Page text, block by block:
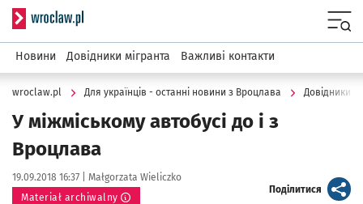
Serwis informacyjny wroclaw.pl
Новини Довідники мігранта Важливі контакти
wroclaw.pl Для українців - останні новини з Вроцлава Довідники
У міжміському автобусі до і з
Вроцлава
Data publikacji:
19.09.2018 16:37 | Autor:
Małgorzata Wieliczko
Materiał archiwalny
Поділитися artykuł